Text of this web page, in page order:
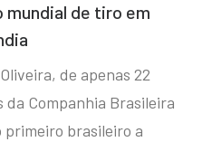
mundial de tiro em
de apenas 22
Companhia Brasileira
primeiro brasileiro a